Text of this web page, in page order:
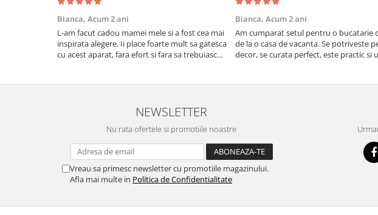
Bianca, Acum 2 ani
L-am facut cadou mamei mele si a fost cea mai
inspirata alegere. Ii place foarte mult sa gatesca
cu acest aparat, fara efort si fara sa trebuiasca
Bianca, Acum 2 ani
Am cumparat setul pentru o bucatarie
de la o casa de vacanta. Se potriveste
decor, se curata perfect, este practic si
NEWSLETTER
Nu rata ofertele si promotiile noastre
Vreau sa primesc newsletter cu promotiile magazinului.
Afla mai multe in Politica de Confidentialitate